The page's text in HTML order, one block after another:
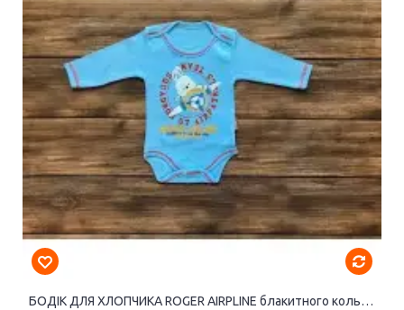
БОДІК ДЛЯ ХЛОПЧИКА ROGER AIRPLINE блакитного кольору з довгими рукавами.